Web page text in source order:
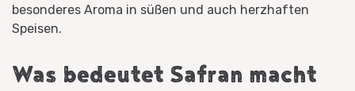
besonderes Aroma in süßen und auch herzhaften
Speisen.
Was bedeutet Safran macht